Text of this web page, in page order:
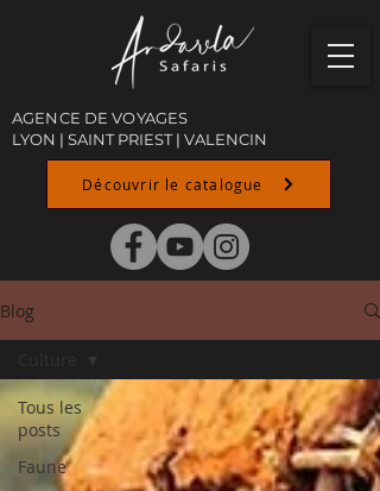
AGENCE DE VOYAGES
LYON | SAINT PRIEST| VALENCIN
Découvrir le catalogue
Blog
Tous les
posts
Faune